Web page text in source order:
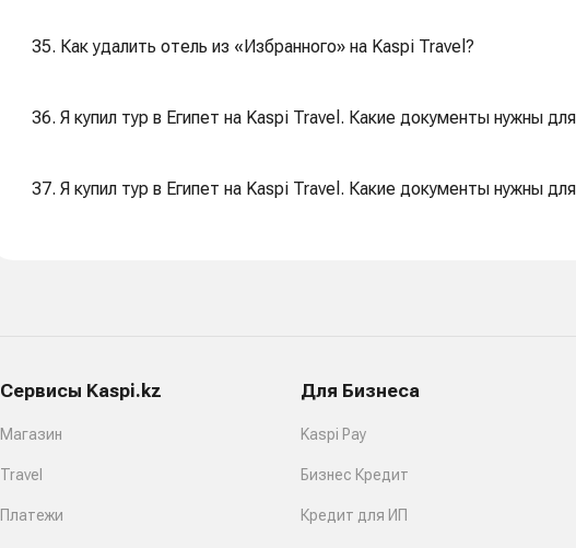
35. Как удалить отель из «Избранного» на Kaspi Travel?
36. Я купил тур в Египет на Kaspi Travel. Какие документы нужны
37. Я купил тур в Египет на Kaspi Travel. Какие документы нужны
Сервисы Kaspi.kz
Магазин
Travel
Платежи
Для Бизнеса
Kaspi Pay
Бизнес Кредит
Кредит для ИП